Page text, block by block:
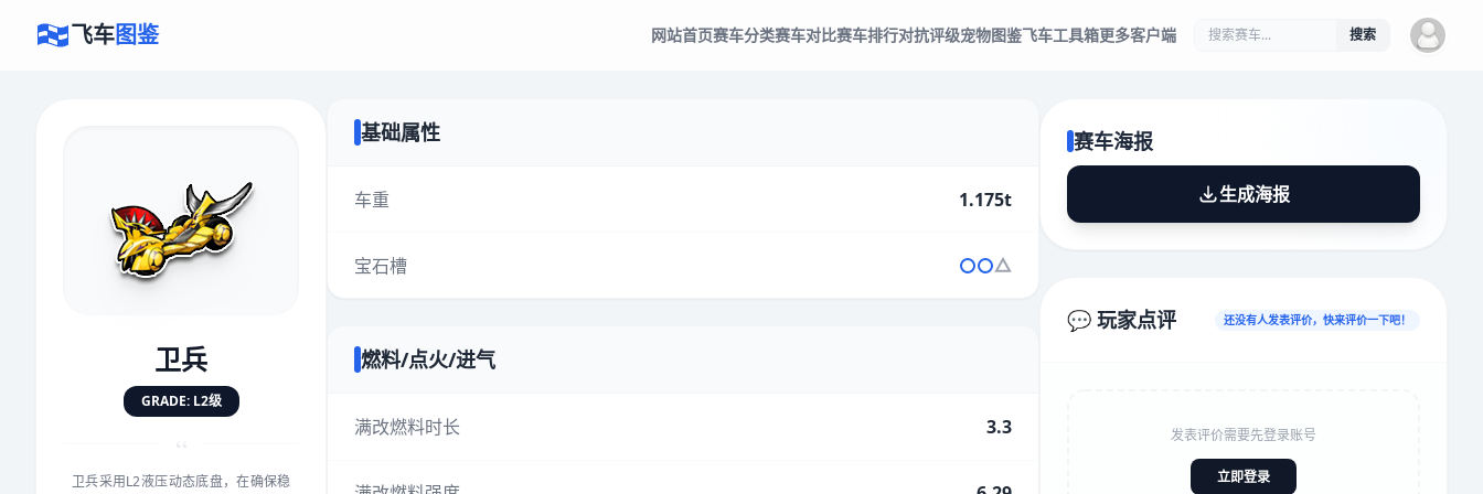
飞车图鉴 网站首页赛车分类赛车对比赛车排行对抗评级宠物图鉴飞车工具箱更多客户端 搜索
卫兵
GRADE: L2级
“
卫兵采用L2液压动态底盘，在确保稳
基础属性
车重 1.175t
宝石槽
燃料/点火/进气
满改燃料时长 3.3
赛车海报
生成海报
💬 玩家点评 还没有人发表评价，快来评价一下吧！
发表评价需要先登录账号
立即登录
评价赛车
速度 5.0分
对抗
★★★★★★
手感 5.0分